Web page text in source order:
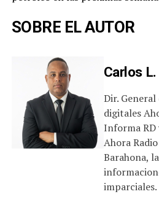
SOBRE EL AUTOR
Carlos
Dir.
digitales
Informa RD
Ahora
Barahona,
imparciales.